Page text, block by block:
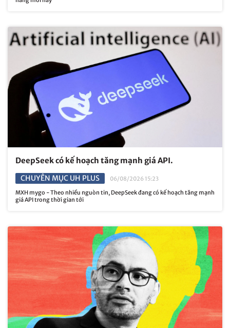
DeepSeek có kế hoạch tăng mạnh giá API.
CHUYÊN MỤC UH PLUS
06/08/2026 15:23
MXH mygo - Theo nhiều nguòn tin, DeepSeek đang có kế hoạch tăng mạnh
giá API trong thời gian tới